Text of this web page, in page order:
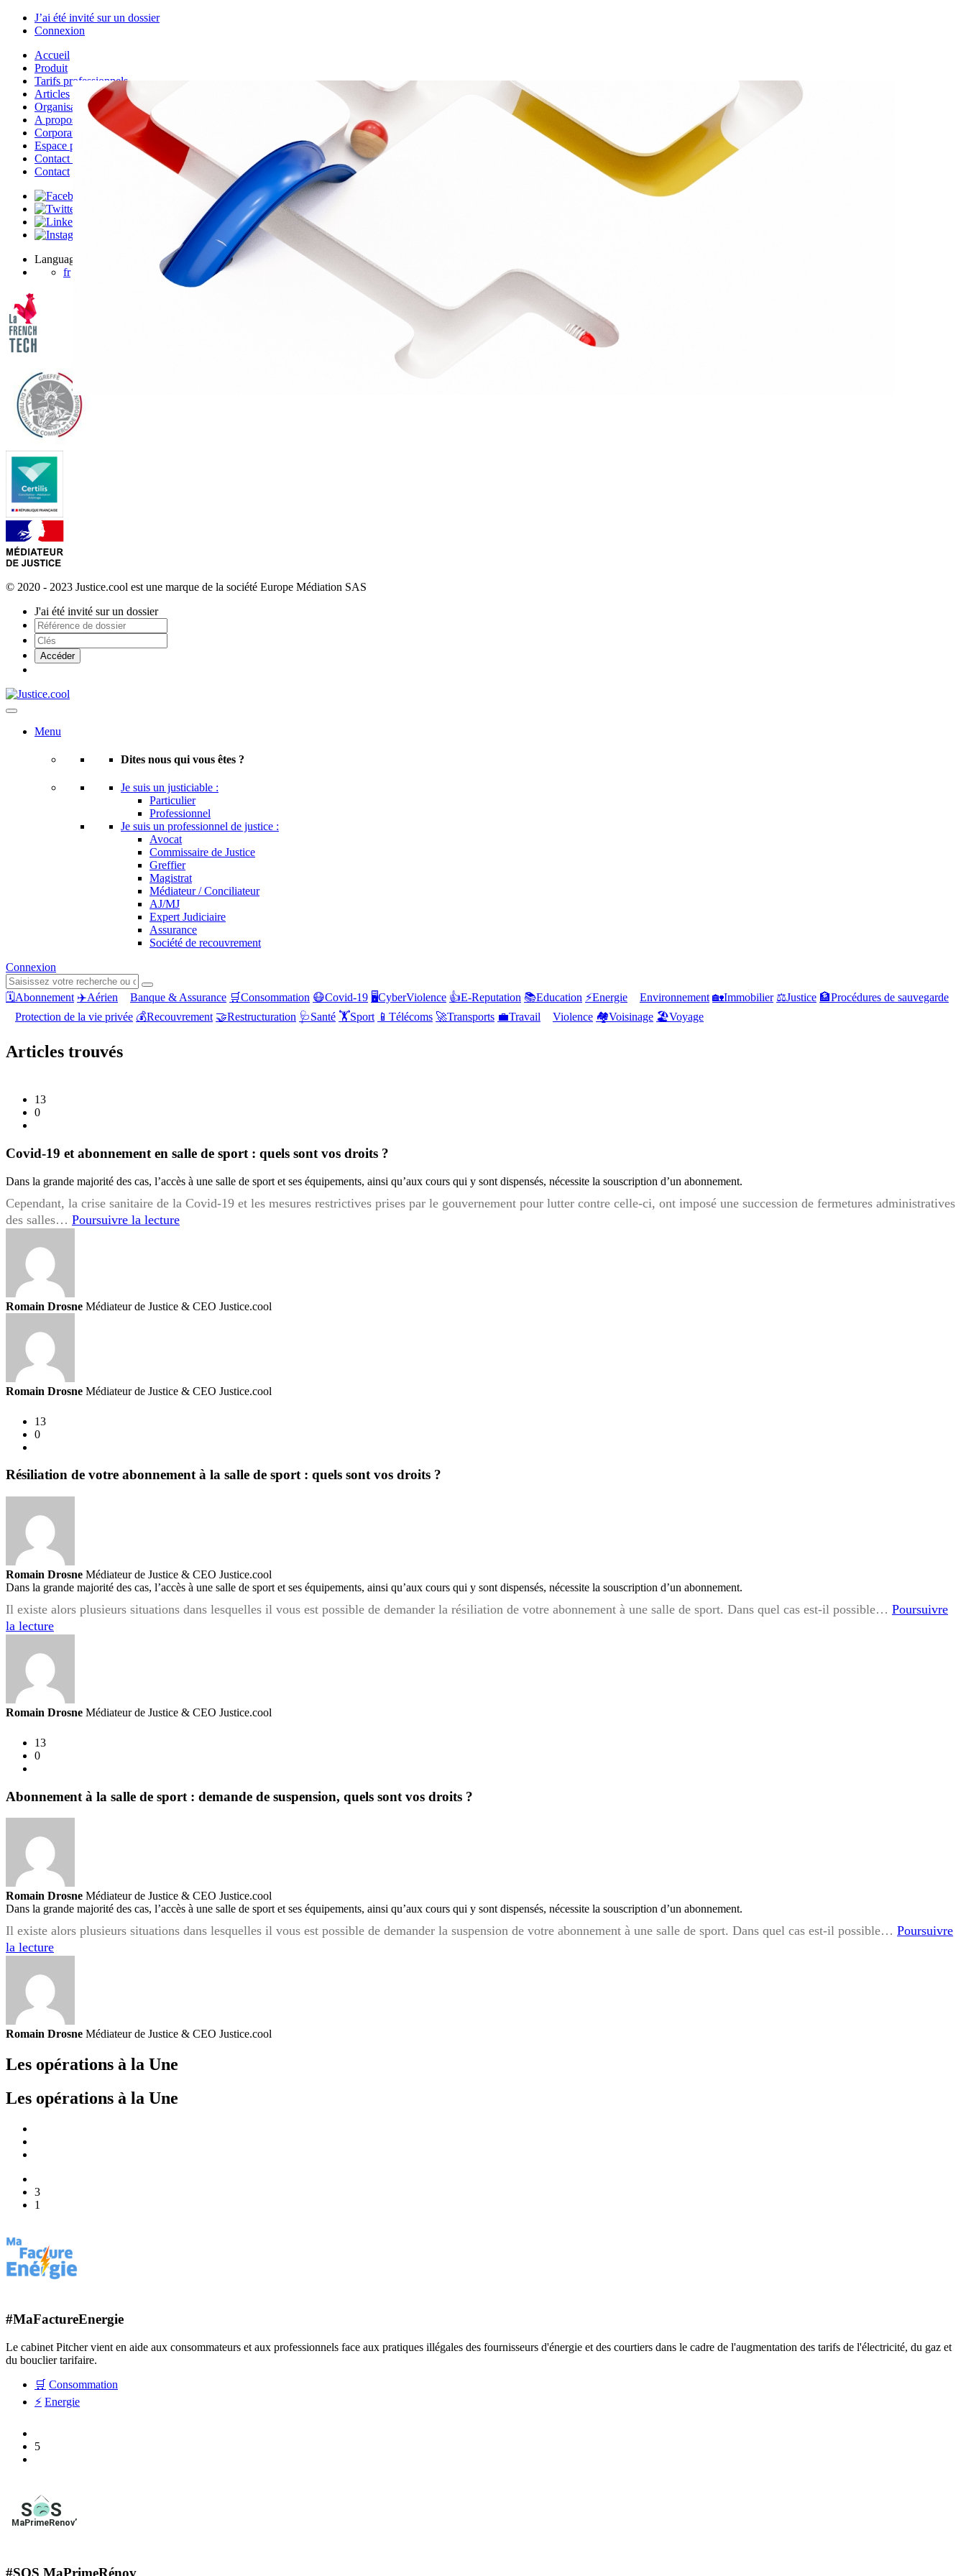
J’ai été invité sur un dossier
Connexion
Accueil
Produit
Tarifs professionnels
Articles
Organisations
A propos de Justice.cool
Corporate – Ethique et déontologie
Espace presse
Contact – FAQ
Contact
Language
fr
© 2020 - 2023 Justice.cool est une marque de la société Europe Médiation SAS
J'ai été invité sur un dossier
Menu
Dites nous qui vous êtes ?
Je suis un justiciable :
Particulier
Professionnel
Je suis un professionnel de justice :
Avocat
Commissaire de Justice
Greffier
Magistrat
Médiateur / Conciliateur
AJ/MJ
Expert Judiciaire
Assurance
Société de recouvrement
Connexion
🗓️Abonnement ✈️Aérien Banque & Assurance 🛒Consommation 😷Covid-19 🖥️CyberViolence 👍E-Reputation 📚Education ⚡Energie Environnement 🏡Immobilier ⚖️Justice 🏦Procédures de sauvegarde
Protection de la vie privée 💰Recouvrement 🤝Restructuration 🩺Santé 🏋️Sport 📱 Télécoms 🚀Transports 💼Travail Violence 🏘️Voisinage 🏖️Voyage
Articles trouvés
13
0
Covid-19 et abonnement en salle de sport : quels sont vos droits ?
Dans la grande majorité des cas, l’accès à une salle de sport et ses équipements, ainsi qu’aux cours qui y sont dispensés, nécessite la souscription d’un abonnement.
Cependant, la crise sanitaire de la Covid-19 et les mesures restrictives prises par le gouvernement pour lutter contre celle-ci, ont imposé une succession de fermetures administratives
des salles… Poursuivre la lectureCovid-
salle
sont
Romain Drosne Médiateur de Justice & CEO Justice.cool
Romain Drosne Médiateur de Justice & CEO Justice.cool
13
0
Résiliation de votre abonnement à la salle de sport : quels sont vos droits ?
Romain Drosne Médiateur de Justice & CEO Justice.cool
Dans la grande majorité des cas, l’accès à une salle de sport et ses équipements, ainsi qu’aux cours qui y sont dispensés, nécessite la souscription d’un abonnement.
Il existe alors plusieurs situations dans lesquelles il vous est possible de demander la résiliation de votre abonnement à une salle de sport. Dans quel cas est-il possible… Poursuivre
la lectureRésiliation
abonnement
à
la
quels
?
Romain Drosne Médiateur de Justice & CEO Justice.cool
13
0
Abonnement à la salle de sport : demande de suspension, quels sont vos droits ?
Romain Drosne Médiateur de Justice & CEO Justice.cool
Dans la grande majorité des cas, l’accès à une salle de sport et ses équipements, ainsi qu’aux cours qui y sont dispensés, nécessite la souscription d’un abonnement.
Il existe alors plusieurs situations dans lesquelles il vous est possible de demander la suspension de votre abonnement à une salle de sport. Dans quel cas est-il possible… Poursuivre
la lectureAbonnement
salle
de
sport
demande
suspension,
Romain Drosne Médiateur de Justice & CEO Justice.cool
Les opérations à la Une
Les opérations à la Une
3
1
#MaFactureEnergie
Le cabinet Pitcher vient en aide aux consommateurs et aux professionnels face aux pratiques illégales des fournisseurs d'énergie et des courtiers dans le cadre de l'augmentation des tarifs de l'électricité, du gaz et
du bouclier tarifaire.
🛒 Consommation
⚡ Energie
5
#SOS MaPrimeRénov